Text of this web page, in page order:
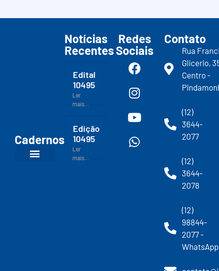
Cadernos
Notícias
Recentes
Edital
10495
Ler
mais...
Edição
10495
Ler
mais...
Redes
Sociais
Contato
Rua
Glicerio,
Centro -
(12)
3644-
2077
(12)
3644-
2078
(12)
98844-
2077 -
WhatsApp